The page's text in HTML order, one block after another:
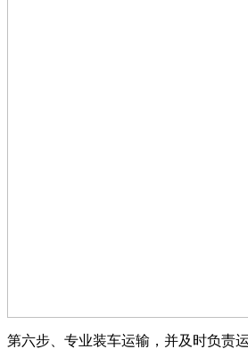
第六步、专业装车运输，并及时负责